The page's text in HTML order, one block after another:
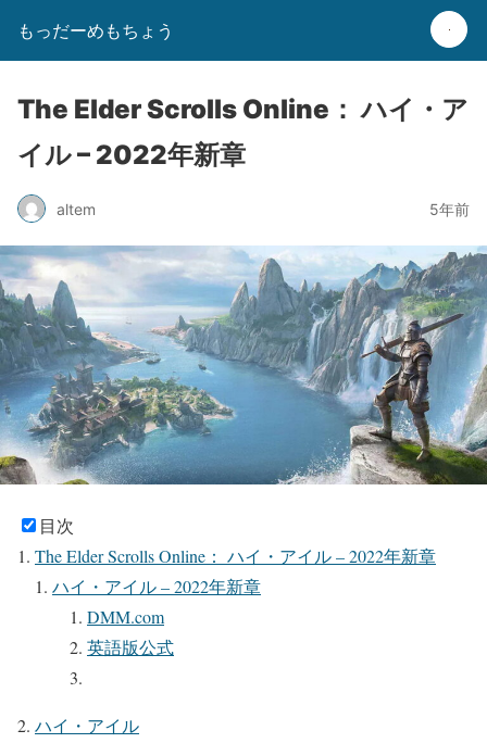
もっだーめもちょう
The Elder Scrolls Online： ハイ・ア
イル – 2022年新章
altem 5年前
目次
The Elder Scrolls Online： ハイ・アイル – 2022年新章
ハイ・アイル – 2022年新章
DMM.com
英語版公式
ハイ・アイル